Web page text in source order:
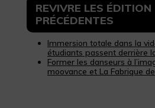
REVIVRE LES ÉDITION
PRÉCÉDENTES
Immersion totale dans la
étudiants passent derrière
Former les danseurs à
moovance et La Fabrique